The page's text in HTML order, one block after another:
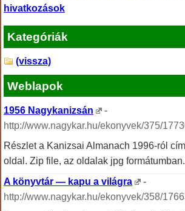
hivatkozások
Kategóriák
(vissza)
Weblapok
1956 Nagykanizsán
-
http://www.nagykar.hu/ekonyvek/375/
Részlet a Kanizsai Almanach 1996-ról
oldal. Zip file, az oldalak jpg formátumban.
A könyvtár — kapu a világra
-
http://www.nagykar.hu/ekonyvek/358/